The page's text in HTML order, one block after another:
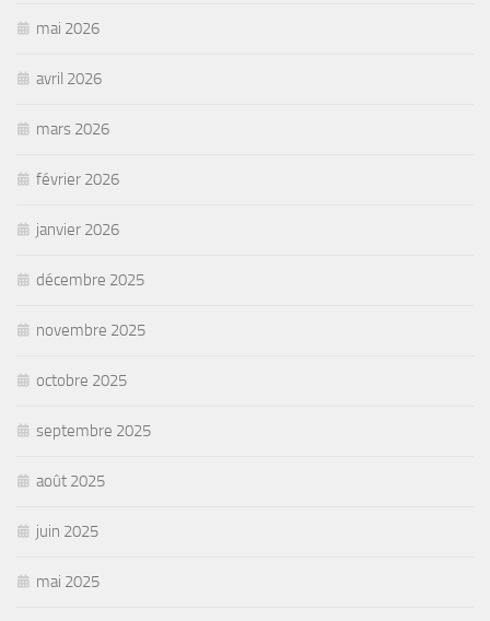
mai 2026
avril 2026
mars 2026
février 2026
janvier 2026
décembre 2025
novembre 2025
octobre 2025
septembre 2025
août 2025
juin 2025
mai 2025